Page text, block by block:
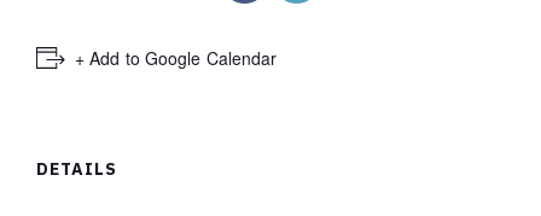
+ Add to Google Calendar
DETAILS